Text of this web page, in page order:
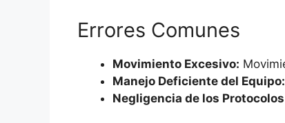
Errores Comunes
Movimiento Excesivo:
Manejo Deficiente del Equipo:
Negligencia de los